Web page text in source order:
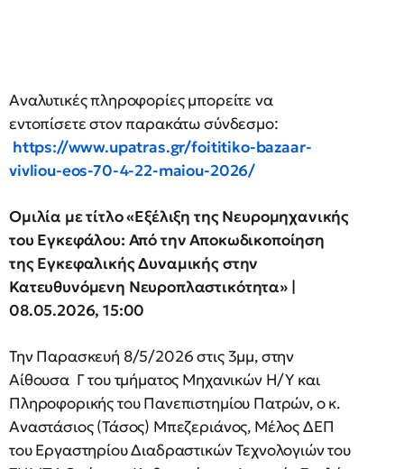
Αναλυτικές πληροφορίες μπορείτε να
εντοπίσετε στον παρακάτω σύνδεσμο:
https://www.upatras.gr/foititiko-bazaar-
vivliou-eos-70-4-22-maiou-2026/
Ομιλία με τίτλο «Εξέλιξη της Νευρομηχανικής
του Εγκεφάλου: Από την Αποκωδικοποίηση
της Εγκεφαλικής Δυναμικής στην
Κατευθυνόμενη Νευροπλαστικότητα» |
08.05.2026, 15:00
Την Παρασκευή 8/5/2026 στις 3μμ, στην
Αίθουσα Γ του τμήματος Μηχανικών Η/Υ και
Πληροφορικής του Πανεπιστημίου Πατρών, ο κ.
Αναστάσιος (Τάσος) Μπεζεριάνος, Μέλος ΔΕΠ
του Εργαστηρίου Διαδραστικών Τεχνολογιών του